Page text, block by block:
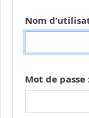
Nom
Mot de passe